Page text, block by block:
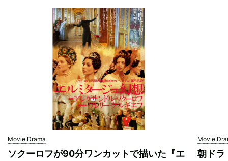
Movie,Drama
ソクーロフが90分ワンカットで描いた『エ
朝ドラ